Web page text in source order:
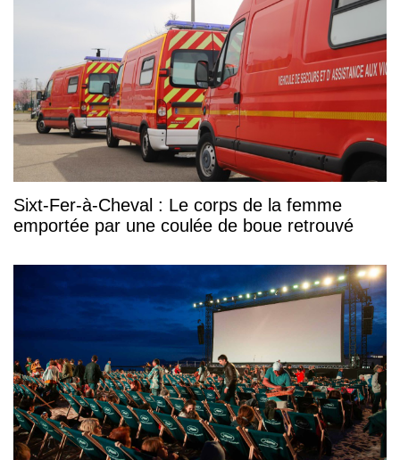
Sixt-Fer-à-Cheval : Le corps de la femme
emportée par une coulée de boue retrouvé